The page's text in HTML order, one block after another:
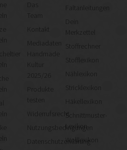
Das
Team
Kontakt
Mediadaten
Kultur
2025/26
Produkte
testen
Widerrufsrecht
Nutzungsbedingungen
Datenschutzerklärung
Faltanleitungen
Merkzettel
Stoffrechner
Stofflexikon
Nählexikon
Stricklexikon
Häkellexikon
Schnittmuster-
Lexikon
Wolllexikon